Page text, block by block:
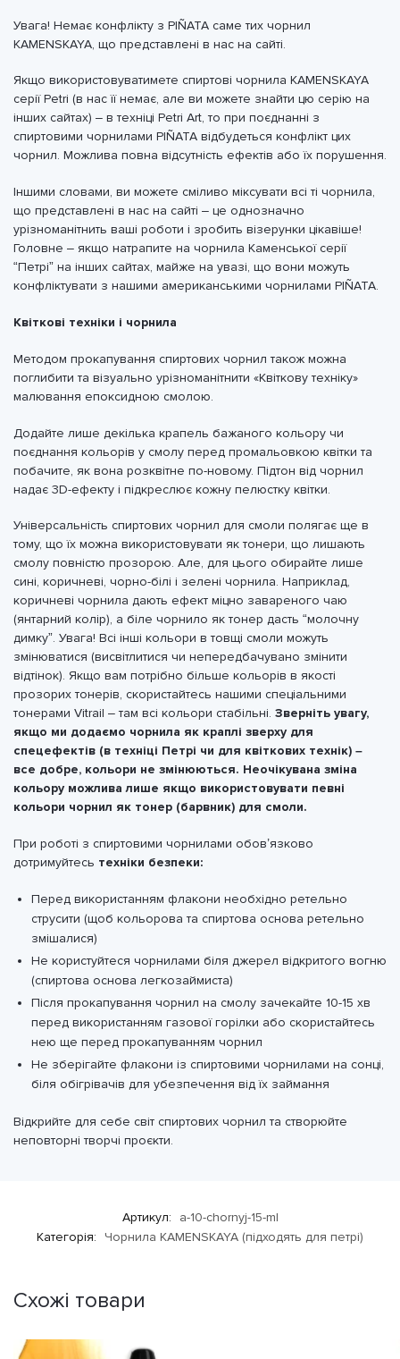
Увага! Немає конфлікту з PIÑATA саме тих чорнил
KAMENSKAYA, що представлені в нас на сайті.
Якщо використовуватимете спиртові чорнила KAMENSKAYA
серії Petri (в нас її немає, але ви можете знайти цю серію на
інших сайтах) – в техніці Petri Art, то при поєднанні з
спиртовими чорнилами PIÑATA відбудеться конфлікт цих
чорнил. Можлива повна відсутність ефектів або їх порушення.
Іншими словами, ви можете сміливо міксувати всі ті чорнила,
що представлені в нас на сайті – це однозначно
урізноманітнить ваші роботи і зробить візерунки цікавіше!
Головне – якщо натрапите на чорнила Каменської серії
“Петрі” на інших сайтах, майже на увазі, що вони можуть
конфліктувати з нашими американськими чорнилами PIÑATA.
Квіткові техніки і чорнила
Методом прокапування спиртових чорнил також можна
поглибити та візуально урізноманітнити «Квіткову техніку»
малювання епоксидною смолою.
Додайте лише декілька крапель бажаного кольору чи
поєднання кольорів у смолу перед промальовкою квітки та
побачите, як вона розквітне по-новому. Підтон від чорнил
надає 3D-ефекту і підкреслює кожну пелюстку квітки.
Універсальність спиртових чорнил для смоли полягає ще в
тому, що їх можна використовувати як тонери, що лишають
смолу повністю прозорою. Але, для цього обирайте лише
сині, коричневі, чорно-білі і зелені чорнила. Наприклад,
коричневі чорнила дають ефект міцно завареного чаю
(янтарний колір), а біле чорнило як тонер дасть “молочну
димку”. Увага! Всі інші кольори в товщі смоли можуть
змінюватися (висвітлитися чи непередбачувано змінити
відтінок). Якщо вам потрібно більше кольорів в якості
прозорих тонерів, скористайтесь нашими спеціальними
тонерами Vitrail – там всі кольори стабільні. Зверніть увагу,
якщо ми додаємо чорнила як краплі зверху для
спецефектів (в техніці Петрі чи для квіткових технік) –
все добре, кольори не змінюються. Неочікувана зміна
кольору можлива лише якщо використовувати певні
кольори чорнил як тонер (барвник) для смоли.
При роботі з спиртовими чорнилами обов’язково
дотримуйтесь техніки безпеки:
Перед використанням флакони необхідно ретельно
струсити (щоб кольорова та спиртова основа ретельно
змішалися)
Не користуйтеся чорнилами біля джерел відкритого вогню
(спиртова основа легкозаймиста)
Після прокапування чорнил на смолу зачекайте 10-15 хв
перед використанням газової горілки або скористайтесь
нею ще перед прокапуванням чорнил
Не зберігайте флакони із спиртовими чорнилами на сонці,
біля обігрівачів для убезпечення від їх займання
Відкрийте для себе світ спиртових чорнил та створюйте
неповторні творчі проєкти.
Артикул:
a-10-chornyj-15-ml
Категорія: Чорнила KAMENSKAYA (підходять для петрі)
Схожі товари